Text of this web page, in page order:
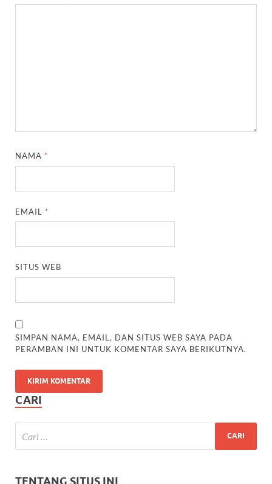
NAMA *
EMAIL *
SITUS WEB
SIMPAN NAMA, EMAIL, DAN SITUS WEB SAYA PADA
PERAMBAN INI UNTUK KOMENTAR SAYA BERIKUTNYA.
CARI
TENTANG SITUS INI